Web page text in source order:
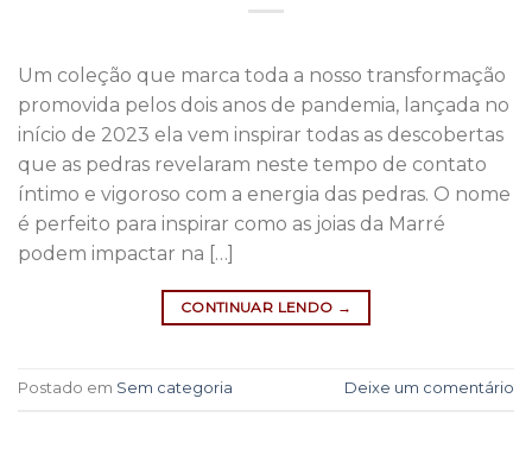
Um coleção que marca toda a nosso transformação
promovida pelos dois anos de pandemia, lançada no
início de 2023 ela vem inspirar todas as descobertas
que as pedras revelaram neste tempo de contato
íntimo e vigoroso com a energia das pedras. O nome
é perfeito para inspirar como as joias da Marré
podem impactar na […]
CONTINUAR LENDO →
Postado em Sem categoria Deixe um comentário